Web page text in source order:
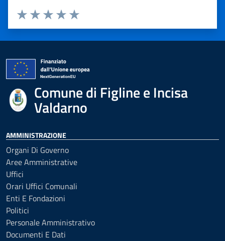
Valuta 5 stelle su 5
Valuta 4 stelle su 5
Valuta 3 stelle su 5
Valuta 2 stelle su 5
Valuta 1 stelle su 5
Comune di Figline e Incisa
Valdarno
AMMINISTRAZIONE
Organi Di Governo
Aree Amministrative
Uffici
Orari Uffici Comunali
Enti E Fondazioni
Politici
Personale Amministrativo
Documenti E Dati